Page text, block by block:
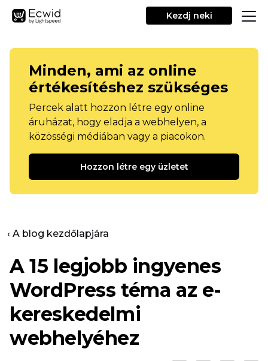
Kezdj neki
Minden, ami az online
értékesítéshez szükséges
Percek alatt hozzon létre egy online
áruházat, hogy eladja a webhelyen, a
közösségi médiában vagy a piacokon.
Hozzon létre egy üzletet
‹ A blog kezdőlapjára
A 15 legjobb ingyenes
WordPress téma az e-
kereskedelmi
webhelyéhez